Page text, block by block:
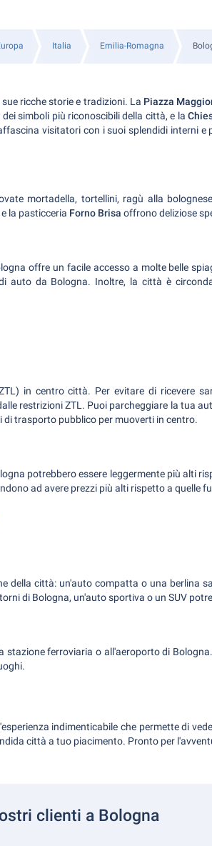
Italia Emilia-Romagna
ricche storie e tradizioni. La Piazza
dei simboli più riconoscibili della città, e la
visitatori con i suoi splendidi interni e
mortadella, tortellini, ragù alla
e la pasticceria Forno Brisa offrono deliziose
offre un facile accesso a molte belle
auto da Bologna. Inoltre, la città è
in centro città. Per evitare di ricevere
restrizioni ZTL. Puoi parcheggiare la tua
di trasporto pubblico per muoverti in centro.
potrebbero essere leggermente più alti
ad avere prezzi più alti rispetto a quelle
della città: un'auto compatta o una berlina
di Bologna, un'auto sportiva o un SUV
stazione ferroviaria o all'aeroporto di
indimenticabile che permette di
città a tuo piacimento. Pronto per
clienti a Bologna